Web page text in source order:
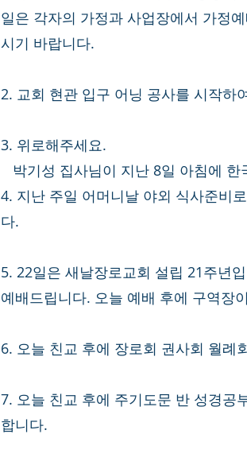
일은 각자의 가정과 사업장에서 가정
시기 바랍니다.
2. 교회 현관 입구 어닝 공사를 시작하
3. 위로해주세요.
박기성 집사님이 지난 8일 아침에
4. 지난 주일 어머니날 야외 식사준비
다.
5. 22일은 새날장로교회 설립 21주년
예배드립니다. 오늘 예배 후에 구역장
6. 오늘 친교 후에 장로회 권사회 월례
7. 오늘 친교 후에 주기도문 반 성경공
합니다.